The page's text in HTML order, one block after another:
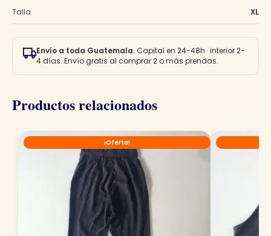
Talla XL
Envío a toda Guatemala.Capital en 24-48h · interior 2-
4 días. Envío gratis al comprar 2 o más prendas.
Productos relacionados
¡Oferta!